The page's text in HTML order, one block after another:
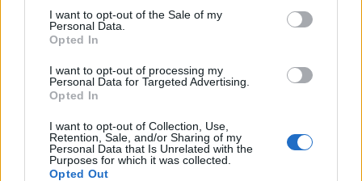
consent section.
I want to opt-out of the Sale of my
Personal Data.
Opted In
I want to opt-out of processing my
Personal Data for Targeted Advertising.
Opted In
I want to opt-out of Collection, Use,
Retention, Sale, and/or Sharing of my
Personal Data that Is Unrelated with the
Purposes for which it was collected.
Opted Out
Címkék:tél advent dekoráció rayher támogatott tartalom
online adventi naptár online adventi naptár 2024